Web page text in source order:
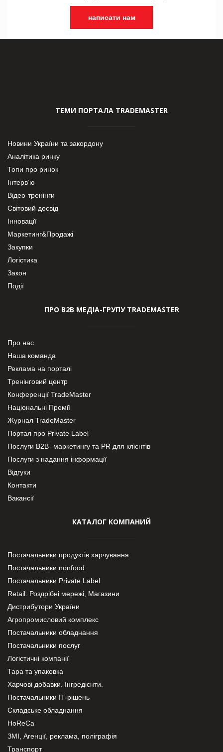
написати нам
ТЕМИ ПОРТАЛА TRADEMASTER
Новини України та закордону
Аналітика ринку
Топи про ринок
Інтерв’ю
Відео-тренінги
Світовий досвід
Інновації
Маркетинг&Продажі
Закупки
Логістика
Закон
Події
ПРО В2В МЕДІА-ГРУПУ TRADEMASTER
Про нас
Наша команда
Реклама на порталі
Тренінговий центр
Конференції TradeMaster
Національні Премії
Журнал TradeMaster
Портал про Private Label
Послуги В2В- маркетингу та PR для клієнтів
Послуги з надання інформації
Відгуки
Контакти
Вакансії
КАТАЛОГ КОМПАНИЙ
Постачальники продуктів харчування
Постачальники nonfood
Постачальники Private Label
Retail. Роздрібні мережі, Магазини
Дистрибутори України
Агропромисловий комплекс
Постачальники обладнання
Постачальники послуг
Логістичні компанії
Тара та упаковка
Харчові добавки. Інгредієнти.
Постачальники IT-рішень
Складське обладнання
HoReCa
ЗМІ, Агенції, реклама, поліграфія
Транспорт